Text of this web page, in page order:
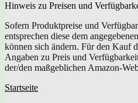
Hinweis zu Preisen und
Sofern Produktpreise und
entsprechen diese dem
können sich ändern. Für den Kauf
Angaben zu Preis und
der/den maßgeblichen Amazon-
Startseite